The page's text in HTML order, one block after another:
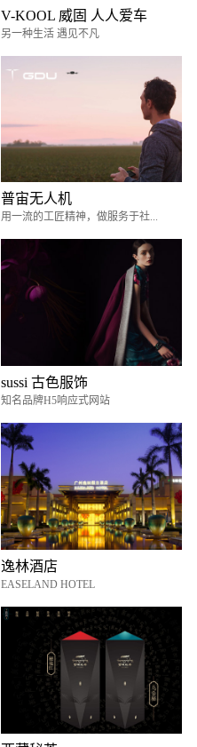
V-KOOL 威固 人人爱车
另一种生活 遇见不凡
普宙无人机
用一流的工匠精神，做服务于社...
sussi 古色服饰
知名品牌H5响应式网站
逸林酒店
EASELAND HOTEL